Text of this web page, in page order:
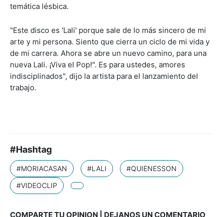
temática lésbica.
"Este disco es 'Lali' porque sale de lo más sincero de mi
arte y mi persona. Siento que cierra un ciclo de mi vida y
de mi carrera. Ahora se abre un nuevo camino, para una
nueva Lali. ¡Viva el Pop!". Es para ustedes, amores
indisciplinados", dijo la artista para el lanzamiento del
trabajo.
#Hashtag
#MORIACASAN #LALI
#QUIENESSON
#VIDEOCLIP
COMPARTE TU OPINION | DEJANOS UN COMENTARIO